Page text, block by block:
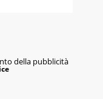
della pubblicità